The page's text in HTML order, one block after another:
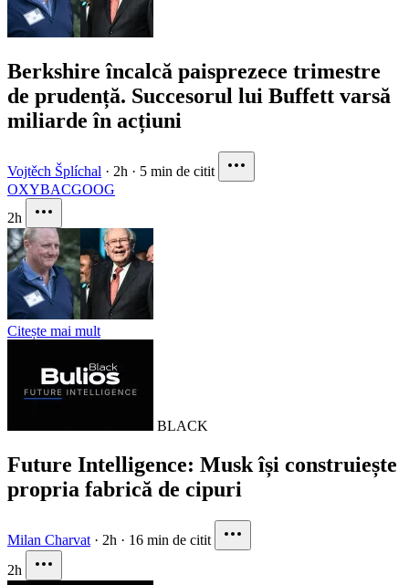
Berkshire încalcă paisprezece trimestre
de prudență. Succesorul lui Buffett varsă
miliarde în acțiuni
Vojtěch Šplíchal · 2h · 5 min de citit
OXYBACGOOG
2h
Citește mai mult
BLACK
Future Intelligence: Musk își construiește
propria fabrică de cipuri
Milan Charvat · 2h · 16 min de citit
2h